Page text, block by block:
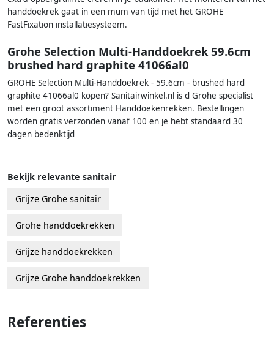
handdoekrek gaat in een mum van tijd met het GROHE
FastFixation installatiesysteem.
Grohe Selection Multi-Handdoekrek 59.6cm
brushed hard graphite 41066al0
GROHE Selection Multi-Handdoekrek - 59.6cm - brushed hard
graphite 41066al0 kopen? Sanitairwinkel.nl is d Grohe specialist
met een groot assortiment Handdoekenrekken. Bestellingen
worden gratis verzonden vanaf 100 en je hebt standaard 30
dagen bedenktijd
Bekijk relevante sanitair
Grijze Grohe sanitair
Grohe handdoekrekken
Grijze handdoekrekken
Grijze Grohe handdoekrekken
Referenties